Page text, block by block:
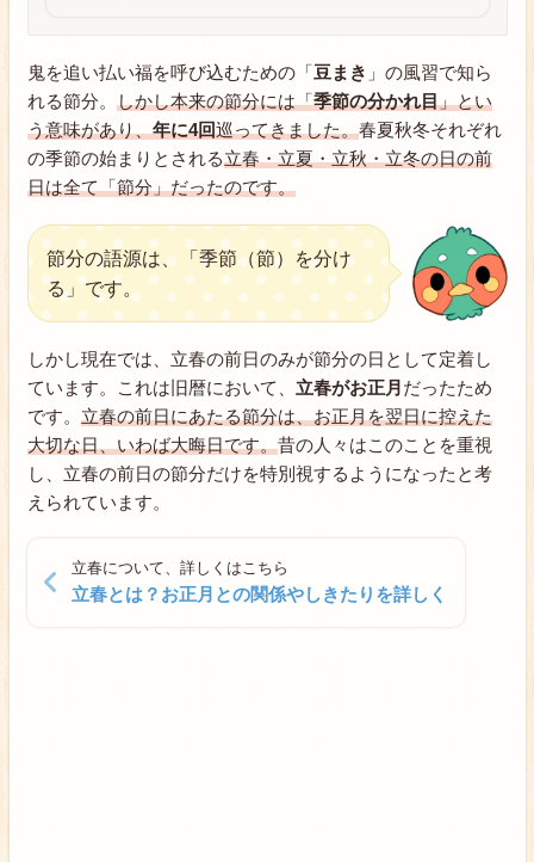
鬼を追い払い福を呼び込むための「豆まき 」の風習で知ら
れる節分。 しかし本来の節分には「季節の分かれ目」とい
う意味があり、年に4回巡ってきました。春夏秋冬それぞれ
の季節の始まりとされる立春・立夏・立秋・立冬の日の前
日は全て「節分」だったのです。
節分の語源は、「季節（節）を分け
る」です。
しかし現在では、立春の前日のみが節分の日として定着し
ています。これは旧暦において、 立春がお正月 だったため
です。 立春の前日にあたる節分は、お正月を翌日に控えた
大切な日、いわば大晦日です。昔の人々はこのことを重視
し、立春の前日の節分だけを特別視するようになったと考
えられています。
立春について、詳しくはこちら
立春とは？お正月との関係やしきたりを詳しく